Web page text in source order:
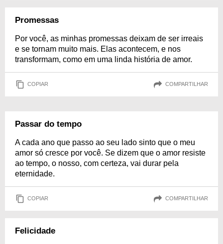
Promessas
Por você, as minhas promessas deixam de ser irreais
e se tornam muito mais. Elas acontecem, e nos
transformam, como em uma linda história de amor.
COPIAR COMPARTILHAR
Passar do tempo
A cada ano que passo ao seu lado sinto que o meu
amor só cresce por você. Se dizem que o amor resiste
ao tempo, o nosso, com certeza, vai durar pela
eternidade.
COPIAR COMPARTILHAR
Felicidade